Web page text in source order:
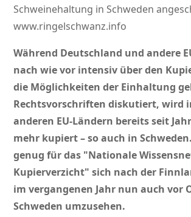
Schweinehaltung in Schweden
www.ringelschwanz.info
Während Deutschland und andere
nach wie vor intensiv über den
die Möglichkeiten der Einhaltung
Rechtsvorschriften diskutiert, wird
anderen EU-Ländern bereits seit
mehr kupiert – so auch in
genug für das Nationale
Kupierverzicht sich nach der
im vergangenen Jahr nun auch vor
Schweden umzusehen.